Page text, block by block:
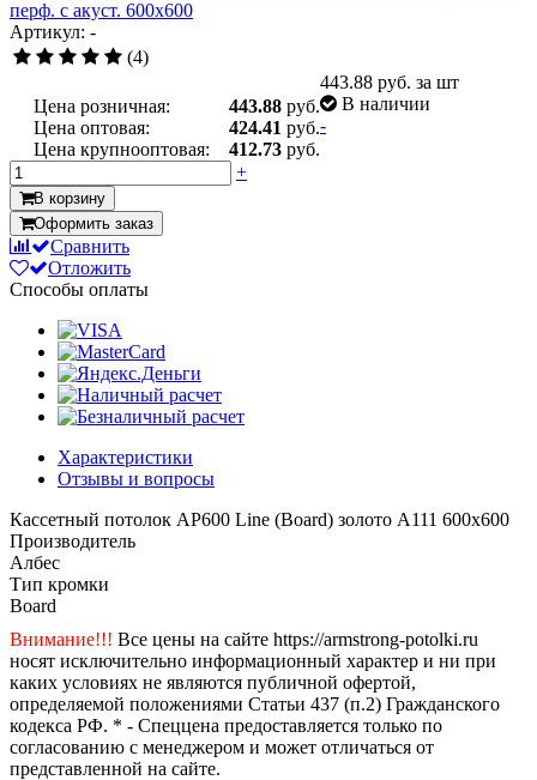
Артикул: -
(4)
Цена розничная: 443.88 руб.
Цена оптовая:
424.41 руб.
Цена крупнооптовая:
412.73 руб.
443.88 руб. за шт
В наличии
-
+
В корзину
Оформить заказ
Сравнить
Отложить
Способы оплаты
Характеристики
Отзывы и вопросы
Кассетный потолок AP600 Line (Board) золото А111 600x600
Производитель
Албес
Тип кромки
Board
Внимание!!! Все цены на сайте https://armstrong-potolki.ru
носят исключительно информационный характер и ни при
каких условиях не являются публичной офертой,
определяемой положениями Статьи 437 (п.2) Гражданского
кодекса РФ. * - Спеццена предоставляется только по
согласованию с менеджером и может отличаться от
представленной на сайте.